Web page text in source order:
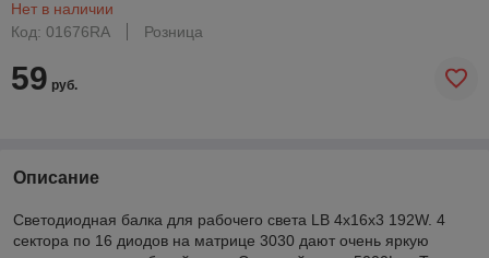
Нет в наличии
Код: 01676RA
Розница
59 руб.
Описание
Светодиодная балка для рабочего света LB 4x16x3 192W. 4
сектора по 16 диодов на матрице 3030 дают очень яркую